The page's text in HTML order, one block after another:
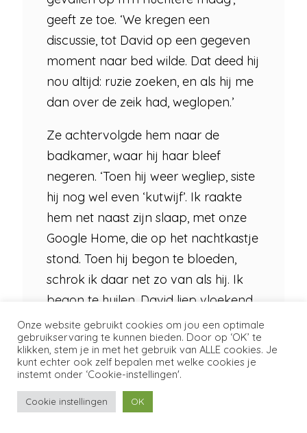
geeft ze toe. ‘We kregen een
discussie, tot David op een gegeven
moment naar bed wilde. Dat deed hij
nou altijd: ruzie zoeken, en als hij me
dan over de zeik had, weglopen.’
Ze achtervolgde hem naar de
badkamer, waar hij haar bleef
negeren. ‘Toen hij weer wegliep, siste
hij nog wel even ‘kutwijf’. Ik raakte
hem net naast zijn slaap, met onze
Google Home, die op het nachtkastje
stond. Toen hij begon te bloeden,
schrok ik daar net zo van als hij. Ik
begon te huilen, David liep vloekend
weg met zijn hand tegen zijn hoofd.’
‘WATJE’
David vertrok kort daarna naar
buiten en Daan kroop overstuur in
bed. ‘Ik rolde me op en viel in slaap,
Onze website gebruikt cookies om jou een optimale
gebruikservaring te kunnen bieden. Door op ‘OK’ te
klikken, stem je in met het gebruik van ALLE cookies. Je
kunt echter ook zelf bepalen met welke cookies je
instemt onder ‘Cookie-instellingen'.
Cookie instellingen OK